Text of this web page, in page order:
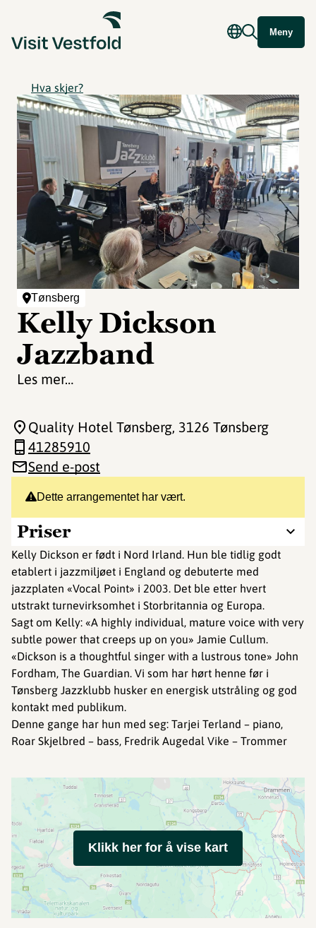
Meny
Hva skjer?
Tønsberg
Kelly Dickson
Jazzband
Les mer…
Dette arrangementet har vært.
Priser
Kelly Dickson er født i Nord Irland. Hun ble tidlig godt
etablert i jazzmiljøet i England og debuterte med
jazzplaten «Vocal Point» i 2003. Det ble etter hvert
utstrakt turnevirksomhet i Storbritannia og Europa.
Sagt om Kelly: «A highly individual, mature voice with very
subtle power that creeps up on you» Jamie Cullum.
«Dickson is a thoughtful singer with a lustrous tone» John
Fordham, The Guardian. Vi som har hørt henne før i
Tønsberg Jazzklubb husker en energisk utstråling og god
kontakt med publikum.
Denne gange har hun med seg: Tarjei Terland – piano,
Roar Skjelbred – bass, Fredrik Augedal Vike – Trommer
Quality Hotel Tønsberg, 3126 Tønsberg
41285910
Send e-post
Klikk her for å vise kart